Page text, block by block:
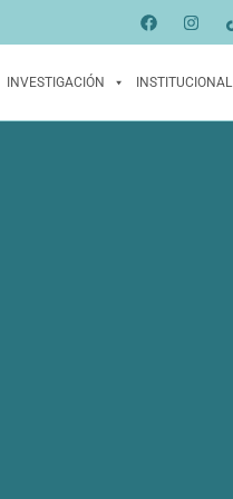
INVESTIGACIÓN INSTITUCIONAL